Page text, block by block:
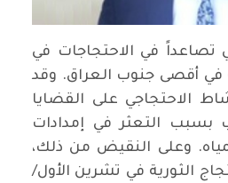
في الاحتجاجات في
في أقصى جنوب العراق. وقد
الاحتجاجي على القضايا
بسبب التعثر في إمدادات
وعلى النقيض من ذلك،
الثورية في تشرين الأول/